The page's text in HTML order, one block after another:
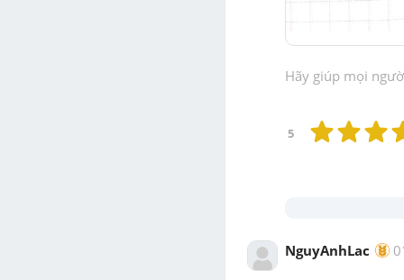
Hãy giúp mọi
5
NguyAnhLac